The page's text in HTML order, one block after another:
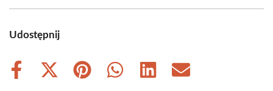
Udostępnij
Share
Share
Share
Share
Share
Share